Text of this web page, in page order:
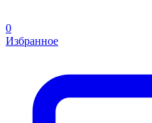
0
Избранное